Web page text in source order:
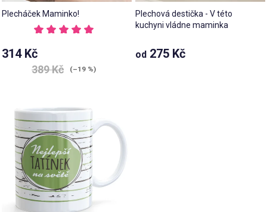
Plecháček Maminko!
hodnocení
produktu
je
5,0
314 Kč
389 Kč (–19 %)
Plechová destička - V této
kuchyni vládne maminka
Průměrné
hodnocení
od 275 Kč